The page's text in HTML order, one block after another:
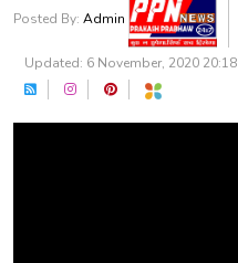
Posted By: Admin
Updated: 6 November, 2020 20:18